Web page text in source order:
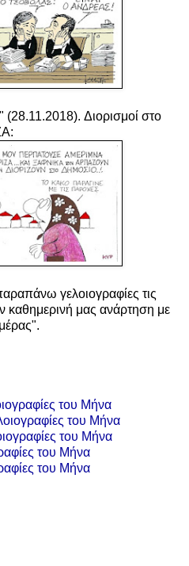
Διορισμοί στο
γελοιογραφίες τις
καθημερινή μας ανάρτηση με
του Μήνα
του Μήνα
του Μήνα
του Μήνα
του Μήνα